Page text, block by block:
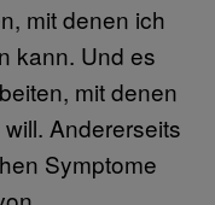
mit denen ich
kann. Und es
mit denen
Andererseits
Symptome